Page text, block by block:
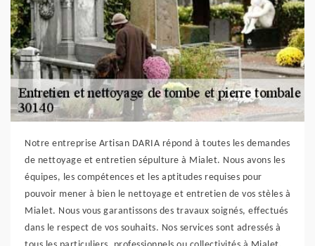
Notre entreprise Artisan DARIA répond à toutes les demandes
de nettoyage et entretien sépulture à Mialet. Nous avons les
équipes, les compétences et les aptitudes requises pour
pouvoir mener à bien le nettoyage et entretien de vos stèles à
Mialet. Nous vous garantissons des travaux soignés, effectués
dans le respect de vos souhaits. Nos services sont adressés à